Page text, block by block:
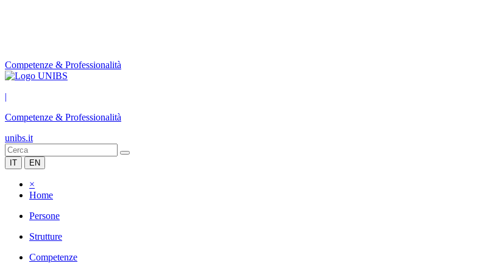
Competenze & Professionalità
|
Competenze & Professionalità
unibs.it
IT EN
×
Home
Persone
Strutture
Competenze